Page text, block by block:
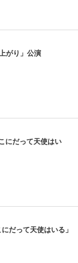
がり」公演
にだって天使はい
だって天使はいる」